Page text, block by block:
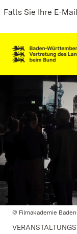
Falls Sie Ihre E-
© Filmakademie